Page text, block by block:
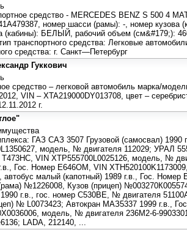
средство - МЕRСЕDЕS ВЕNZ S 500 4
номер шасси (рамы): -, номер кузова
(кабины): БЕЛЫЙ, рабочий объем (см&#179;):
транспортного средства: Легковые
средства: г. Санкт—Петербург
Гуккович
средство – легковой автомобиль марка/
VIN – XTA219000DY013708, цвет –
г.
ГАЗ САЗ 3507 Грузовой (самосвал)
модель, № двигателя 112029; УРАЛ
VIN XTP555700L0025126, модель, №
Гос. Номер Е646ОМ, VIN
автобус малый (капотный) 1989 г.в., Гос.
№1226008, Кузов (прицеп)
г.в., гос. номер С530ВЕ, № двигателя
№ L0073423; Автокран МАЗ5337 1999 г.в.,
модель, № двигателя 236М2-6-
LADA, 212140, ...